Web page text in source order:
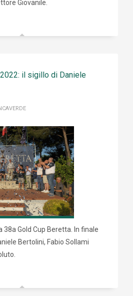
Giovanile.
il sigillo di Daniele
Gold Cup Beretta. In finale
Bertolini, Fabio Sollami